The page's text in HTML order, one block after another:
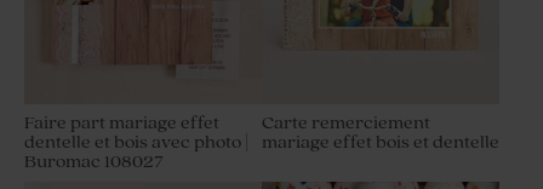
Faire part mariage effet
dentelle et bois avec photo |
Buromac 108027
Carte remerciement
mariage effet bois et dentelle